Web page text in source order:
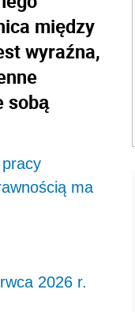
między
wyraźna,
sobą
ma
2026 r.